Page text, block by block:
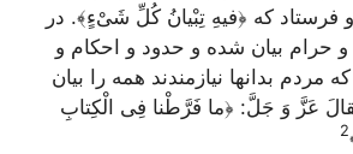
فرستاد كه ﴿فيهِ تِبْيانُ كُلِّ شَىْ‌ءٍ﴾. در
و حرام بيان شده و حدود و احكام و
مردم بدانها نيازمندند همه را بيان
عَزَّ وَ جَلَّ: ﴿ما فَرَّطْنا فِى الْكِتابِ
2